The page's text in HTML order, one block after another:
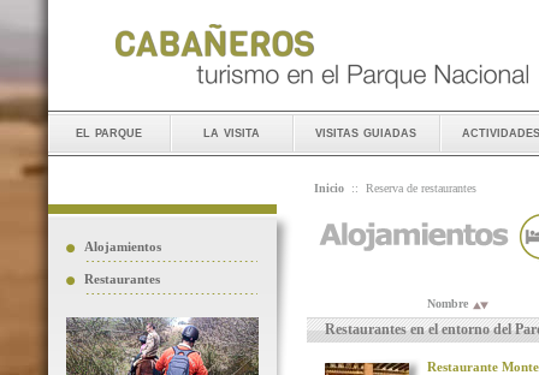
el parque la visita visitas guiadas actividades
Alojamientos
Restaurantes
Inicio :: Reserva de restaurantes
Nombre
Restaurantes en el entorno del
Restaurante